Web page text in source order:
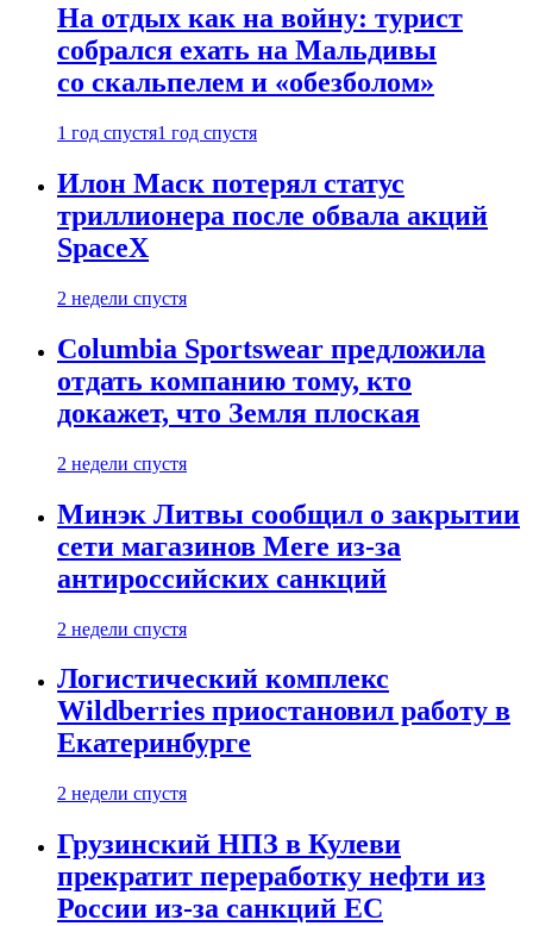
На отдых как на войну: турист
собрался ехать на Мальдивы
со скальпелем и «обезболом»
1 год спустя1 год спустя
Илон Маск потерял статус
триллионера после обвала акций
SpaceX
2 недели спустя
Columbia Sportswear предложила
отдать компанию тому, кто
докажет, что Земля плоская
2 недели спустя
Минэк Литвы сообщил о закрытии
сети магазинов Mere из-за
антироссийских санкций
2 недели спустя
Логистический комплекс
Wildberries приостановил работу в
Екатеринбурге
2 недели спустя
Грузинский НПЗ в Кулеви
прекратит переработку нефти из
России из-за санкций ЕС